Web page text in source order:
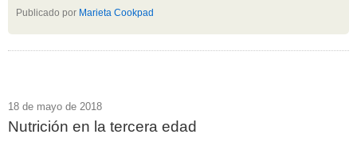
Publicado por Marieta Cookpad
18 de mayo de 2018
Nutrición en la tercera edad